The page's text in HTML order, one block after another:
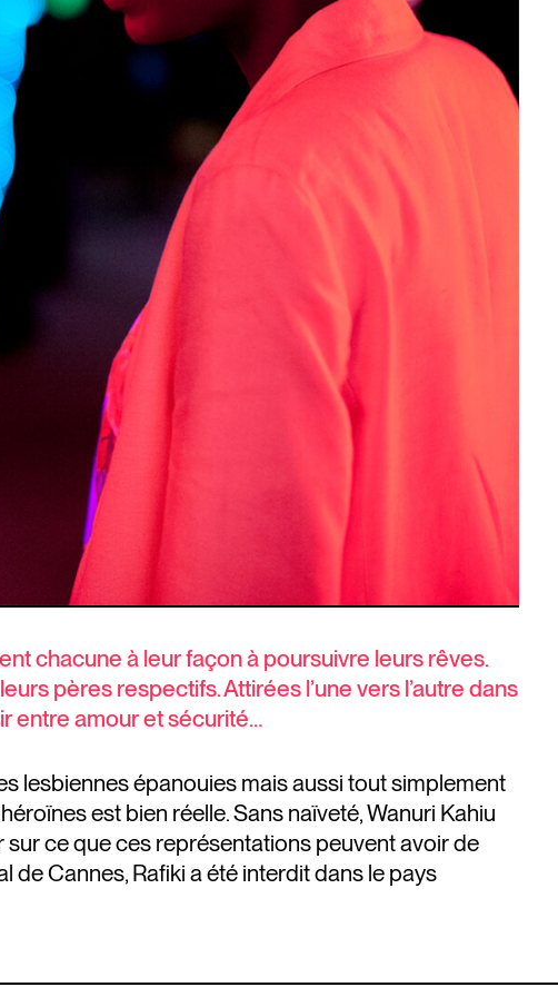
chacune à leur façon à poursuivre leurs rêves.
pères respectifs. Attirées l’une vers l’autre dans
entre amour et sécurité…
lesbiennes épanouies mais aussi tout simplement
est bien réelle. Sans naïveté, Wanuri Kahiu
sur ce que ces représentations peuvent avoir de
de Cannes, Rafiki a été interdit dans le pays